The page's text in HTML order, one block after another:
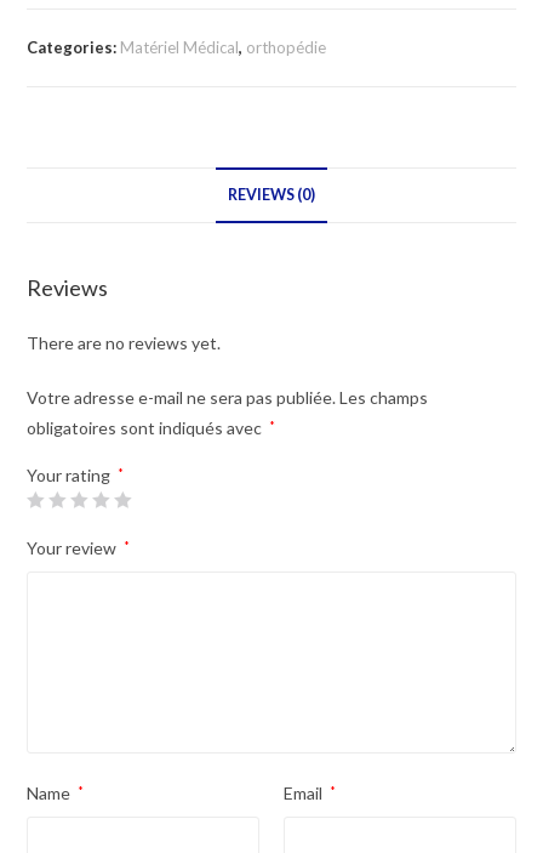
à
BARREAUX
Categories: Matériel Médical, orthopédie
REVIEWS (0)
Reviews
There are no reviews yet.
Votre adresse e-mail ne sera pas publiée. Les champs
obligatoires sont indiqués avec *
Your rating *
Your review *
Name * Email *